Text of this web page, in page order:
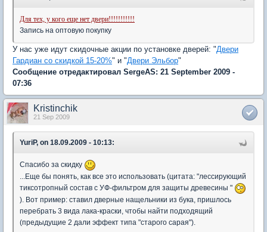
Для тех, у кого еще нет двери!!!!!!!!!!!
Запись на оптовую покупку
У нас уже идут скидочные акции по установке дверей: "Двери
Гардиан со скидкой 15-20%" и "Двери Эльбор"
Сообщение отредактировал SergeAS: 21 September 2009 -
07:36
Kristinchik
21 Sep 2009
YuriP, on 18.09.2009 - 10:13:
Спасибо за скидку
...Еще бы понять, как все это использовать (цитата: "лессирующий
тиксотропный состав с УФ-фильтром для защиты древесины "
). Вот пример: ставил дверные нащельники из бука, пришлось
перебрать 3 вида лака-краски, чтобы найти подходящий
(предыдущие 2 дали эффект типа "старого сарая").